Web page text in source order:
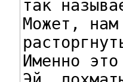
так
Может, нам
Именно